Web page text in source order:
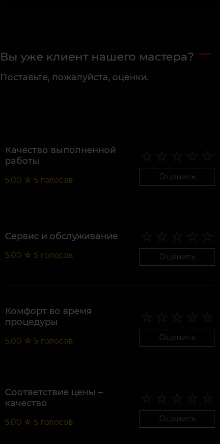
Вы уже клиент нашего мастера?
Поставьте, пожалуйста, оценки.
Качество выполненной
работы
5,00 ☆ 5 голосов Оценить
Сервис и обслуживание
5,00 ☆ 5 голосов Оценить
Комфорт во время
процедуры
5,00 ☆ 5 голосов Оценить
Соответствие цены –
качество
5,00 ☆ 5 голосов Оценить